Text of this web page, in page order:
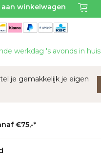
aan winkelwagen
werkdag 's avonds in huis
je gemakkelijk je eigen
€75,-*